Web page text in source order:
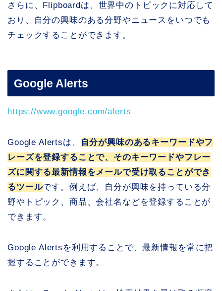
さらに、Flipboardは、世界中のトピックに対応して
おり、自分の興味のある分野やニュースをいつでも
チェックすることができます。
Google Alerts
https://www.google.com/alerts
Google Alertsは、
自分が興味のあるキーワードやフ
レーズを登録することで、そのキーワードやフレー
ズに関する最新情報をメールで受け取ることができ
るツールです。例えば、自分が興味を持っている分
野やトピック、商品、会社名などを登録することが
できます。
Google Alertsを利用することで、最新情報を常に把
握することができます。